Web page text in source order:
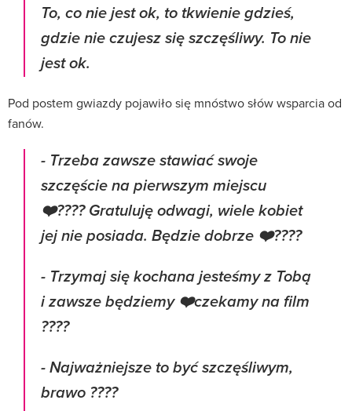
To, co nie jest ok, to tkwienie gdzieś,
gdzie nie czujesz się szczęśliwy. To nie
jest ok.
Pod postem gwiazdy pojawiło się mnóstwo słów wsparcia od
fanów.
- Trzeba zawsze stawiać swoje
szczęście na pierwszym miejscu
❤️???? Gratuluję odwagi, wiele kobiet
jej nie posiada. Będzie dobrze ❤️????
- Trzymaj się kochana jesteśmy z Tobą
i zawsze będziemy ❤️czekamy na film
????
- Najważniejsze to być szczęśliwym,
brawo ????